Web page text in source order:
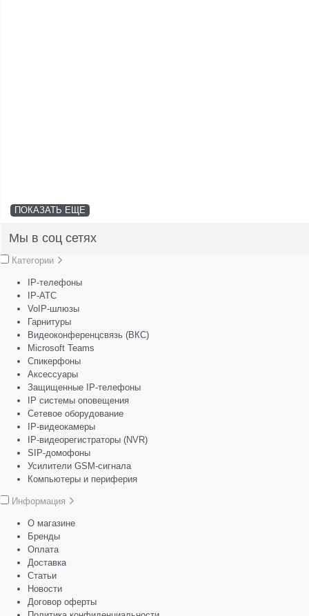
ПОКАЗАТЬ ЕЩЕ
Мы в соц сетях
Категории
IP-телефоны
IP-АТС
VoIP-шлюзы
Гарнитуры
Видеоконференцсвязь (ВКС)
Microsoft Teams
Спикерфоны
Аксессуары
Защищенные IP-телефоны
IP системы оповещения
Сетевое оборудование
IP-видеокамеры
IP-видеорегистраторы (NVR)
SIP-домофоны
Усилители GSM-сигнала
Компьютеры и периферия
Информация
О магазине
Бренды
Оплата
Доставка
Статьи
Новости
Договор оферты